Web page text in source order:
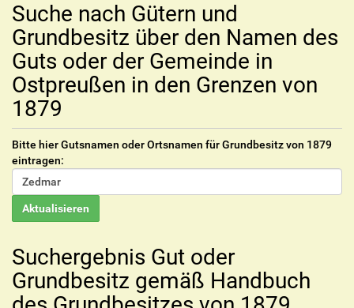
Suche nach Gütern und
Grundbesitz über den Namen des
Guts oder der Gemeinde in
Ostpreußen in den Grenzen von
1879
Bitte hier Gutsnamen oder Ortsnamen für Grundbesitz von 1879
eintragen:
Suchergebnis Gut oder
Grundbesitz gemäß Handbuch